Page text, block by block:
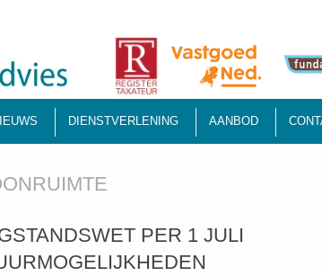
DIENSTVERLENING AANBOD
PER 1 JULI